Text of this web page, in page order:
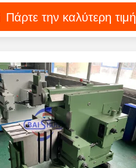
Πάρτε την καλύτερη τιμή